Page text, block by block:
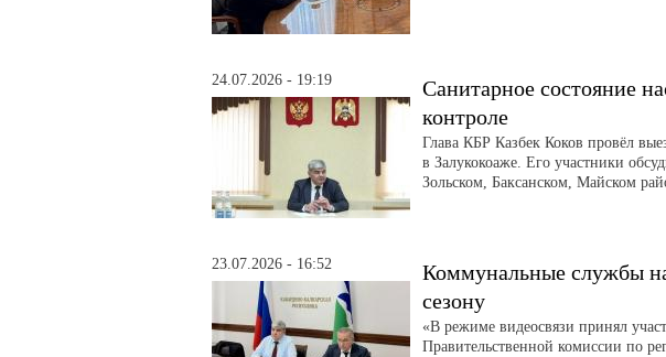
24.07.2026 - 19:19
Санитарное состояние
контроле
Глава КБР Казбек Коков провёл
в Залукокоаже. Его участники
Зольском, Баксанском, Майском
23.07.2026 - 16:52
Коммунальные службы
сезону
«В режиме видеосвязи принял
Правительственной комиссии по